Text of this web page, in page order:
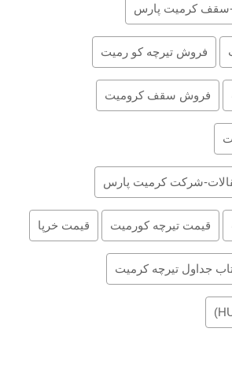
سقف کرمیت پارس
فروش تیرچه کو رمیت
فروش سقف کرومیت
شرکت کرمیت پارس
قیمت تیرچه کورمیت قیمت خرپا
جداول تیرچه کرمیت